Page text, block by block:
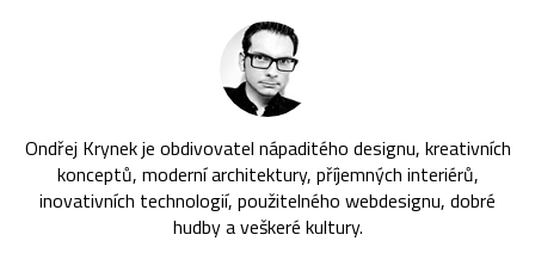
Ondřej Krynek je obdivovatel nápaditého designu, kreativních
konceptů, moderní architektury, příjemných interiérů,
inovativních technologií, použitelného webdesignu, dobré
hudby a veškeré kultury.